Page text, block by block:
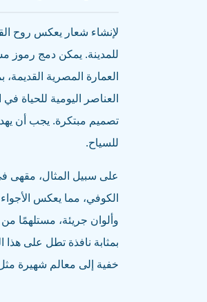
لإنشاء شعار يعكس روح
للمدينة. يمكن دمج رموز
العمارة المصرية
العناصر اليومية للحياة
تصميم مبتكرة. يجب أن
للسياح.
على سبيل المثال، مقهى
الكوفي، مما يعكس
وألوان جريئة، مستلهمًا
بمثابة نافذة تطل على هذا
خفية إلى معالم شهيرة مثل